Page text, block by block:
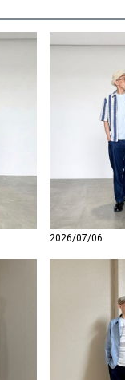
2026/07/06